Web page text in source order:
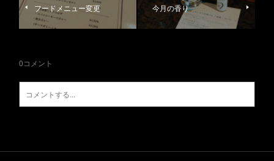
フードメニュー変更 今月の香り
0コメント